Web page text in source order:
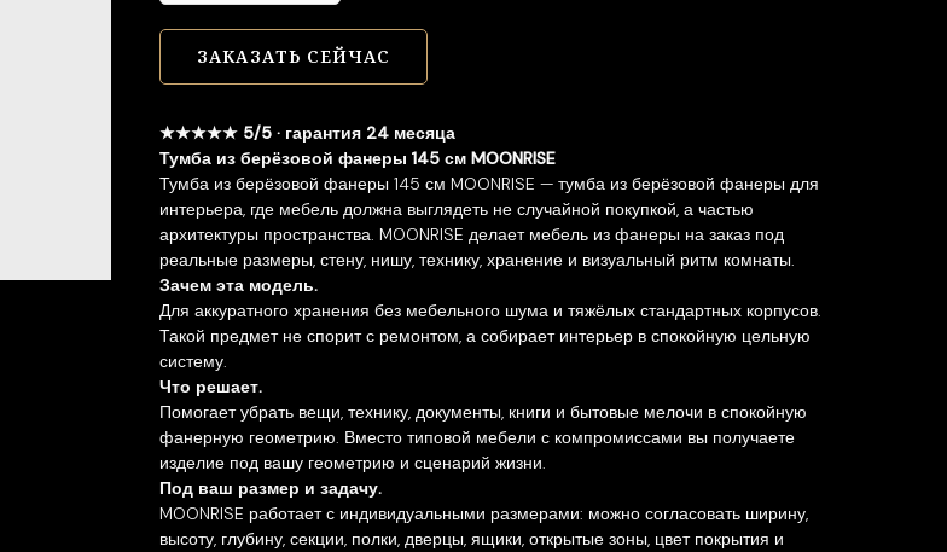
ЗАКАЗАТЬ СЕЙЧАС
★★★★★ 5/5 · гарантия 24 месяца
Тумба из берёзовой фанеры 145 см MOONRISE
Тумба из берёзовой фанеры 145 см MOONRISE — тумба из берёзовой фанеры для
интерьера, где мебель должна выглядеть не случайной покупкой, а частью
архитектуры пространства. MOONRISE делает мебель из фанеры на заказ под
реальные размеры, стену, нишу, технику, хранение и визуальный ритм комнаты.
Зачем эта модель.
Для аккуратного хранения без мебельного шума и тяжёлых стандартных корпусов.
Такой предмет не спорит с ремонтом, а собирает интерьер в спокойную цельную
систему.
Что решает.
Помогает убрать вещи, технику, документы, книги и бытовые мелочи в спокойную
фанерную геометрию. Вместо типовой мебели с компромиссами вы получаете
изделие под вашу геометрию и сценарий жизни.
Под ваш размер и задачу.
MOONRISE работает с индивидуальными размерами: можно согласовать ширину,
высоту, глубину, секции, полки, дверцы, ящики, открытые зоны, цвет покрытия и